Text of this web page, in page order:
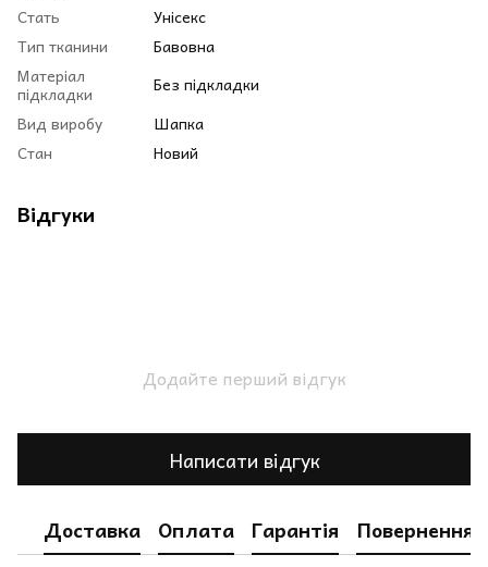
Стать
Унісекс
Тип тканини
Бавовна
Матеріал
підкладки
Без підкладки
Вид виробу
Шапка
Стан
Новий
Відгуки
Додайте перший відгук
Написати відгук
Доставка Оплата Гарантія
Повернення